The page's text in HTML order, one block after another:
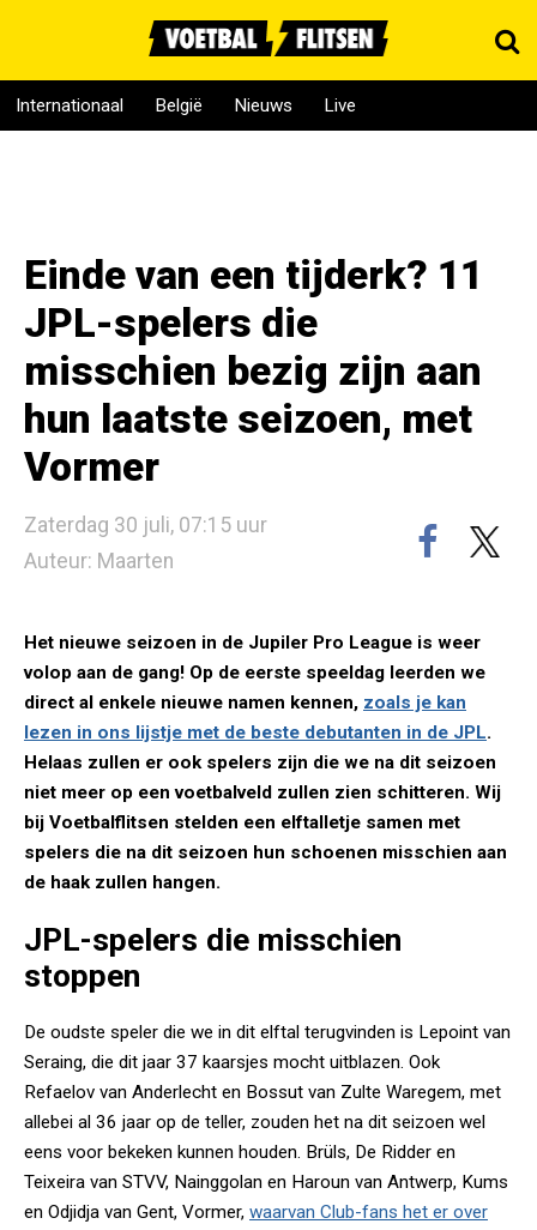
Internationaal België Nieuws Live
Einde van een tijderk? 11
JPL-spelers die
misschien bezig zijn aan
hun laatste seizoen, met
Vormer
Zaterdag 30 juli, 07:15 uur
Auteur: Maarten
Het nieuwe seizoen in de Jupiler Pro League is weer
volop aan de gang! Op de eerste speeldag leerden we
direct al enkele nieuwe namen kennen, zoals je kan
lezen in ons lijstje met de beste debutanten in de JPL.
Helaas zullen er ook spelers zijn die we na dit seizoen
niet meer op een voetbalveld zullen zien schitteren. Wij
bij Voetbalflitsen stelden een elftalletje samen met
spelers die na dit seizoen hun schoenen misschien aan
de haak zullen hangen.
JPL-spelers die misschien
stoppen
De oudste speler die we in dit elftal terugvinden is Lepoint van
Seraing, die dit jaar 37 kaarsjes mocht uitblazen. Ook
Refaelov van Anderlecht en Bossut van Zulte Waregem, met
allebei al 36 jaar op de teller, zouden het na dit seizoen wel
eens voor bekeken kunnen houden. Brüls, De Ridder en
Teixeira van STVV, Nainggolan en Haroun van Antwerp, Kums
en Odjidja van Gent, Vormer, waarvan Club-fans het er over